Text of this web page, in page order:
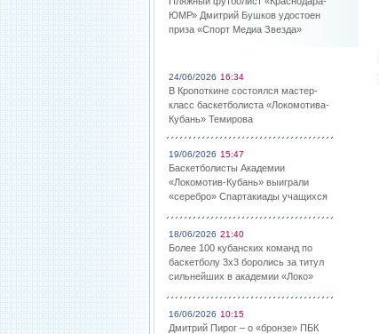
ЮМР» Дмитрий Бушков удостоен
приза «Спорт Медиа Звезда»
24/06/2026 16:34
В Кропоткине состоялся мастер-
класс баскетболиста «Локомотива-
Кубань» Темирова
19/06/2026 15:47
Баскетболисты Академии
«Локомотив-Кубань» выиграли
«серебро» Спартакиады учащихся
18/06/2026 21:40
Более 100 кубанских команд по
баскетболу 3х3 боролись за титул
сильнейших в академии «Локо»
16/06/2026 10:15
Дмитрий Пирог – о «бронзе» ПБК